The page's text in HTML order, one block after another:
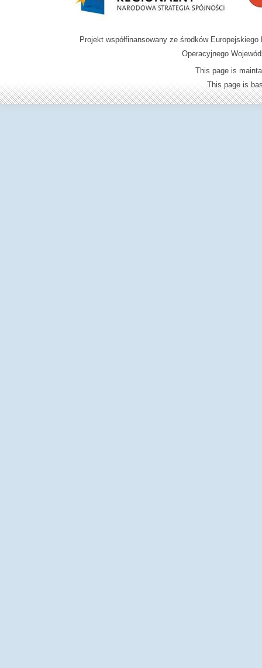
Projekt współfinansowany ze środków
Operacyjnego
This page is
This page is